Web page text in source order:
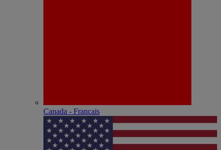
Canada - Français